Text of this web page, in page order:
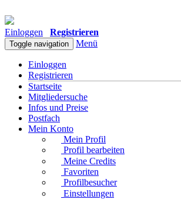
Einloggen Registrieren
Toggle navigation Menü
Einloggen
Registrieren
Startseite
Mitgliedersuche
Infos und Preise
Postfach
Mein Konto
Mein Profil
Profil bearbeiten
Meine Credits
Favoriten
Profilbesucher
Einstellungen